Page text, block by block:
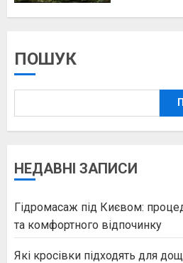
ПОШУК
НЕДАВНІ ЗАПИСИ
Гідромасаж під Києвом:
та комфортного відпочинку
Які кросівки підходять для